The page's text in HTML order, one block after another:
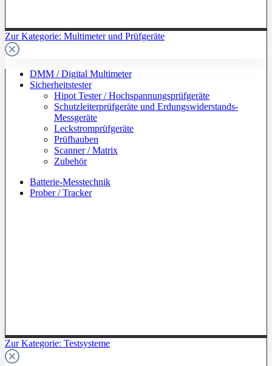
Zur Kategorie: Multimeter und Prüfgeräte
DMM / Digital Multimeter
Sicherheitstester
Hipot Tester / Hochspannungsprüfgeräte
Schutzleiterprüfgeräte und Erdungswiderstands-
Messgeräte
Leckstromprüfgeräte
Prüfhauben
Scanner / Matrix
Zubehör
Batterie-Messtechnik
Prober / Tracker
Zur Kategorie: Testsysteme